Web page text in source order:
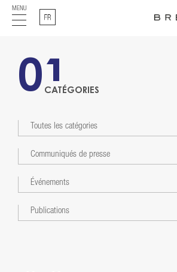
MENU Français
CATÉGORIES
01
Toutes les catégories
Communiqués de presse
Événements
Publications